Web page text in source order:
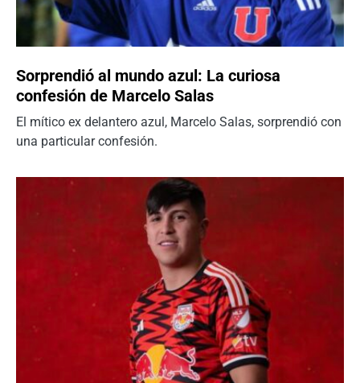
Sorprendió al mundo azul: La curiosa
confesión de Marcelo Salas
El mítico ex delantero azul, Marcelo Salas, sorprendió con
una particular confesión.